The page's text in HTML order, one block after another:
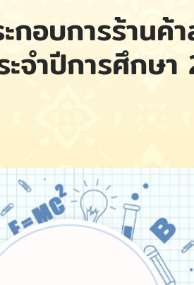
กอบการร้านค้
จำปีการศึกษา